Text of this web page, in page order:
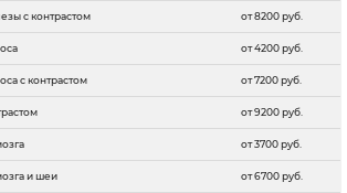
с контрастом от 8200 руб.
от 4200 руб.
с контрастом от 7200 руб.
от 9200 руб.
от 3700 руб.
и шеи от 6700 руб.